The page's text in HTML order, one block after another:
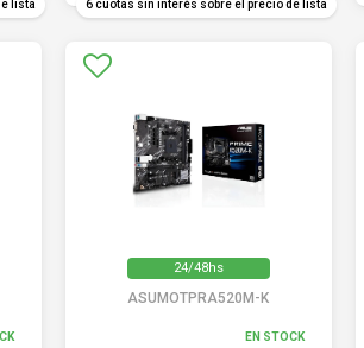
lista 6 cuotas sin interés sobre el precio de lista
24/48hs
ASUMOTPRA520M-K
EN STOCK